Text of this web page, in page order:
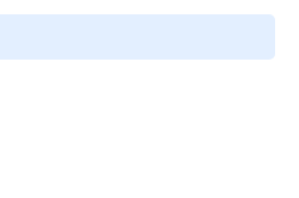
の融合
活データを、最新のAIアルゴリズ
と、効率的な物流計画を実現し、
ロジー
ボット駆使の大型自動倉庫（CF